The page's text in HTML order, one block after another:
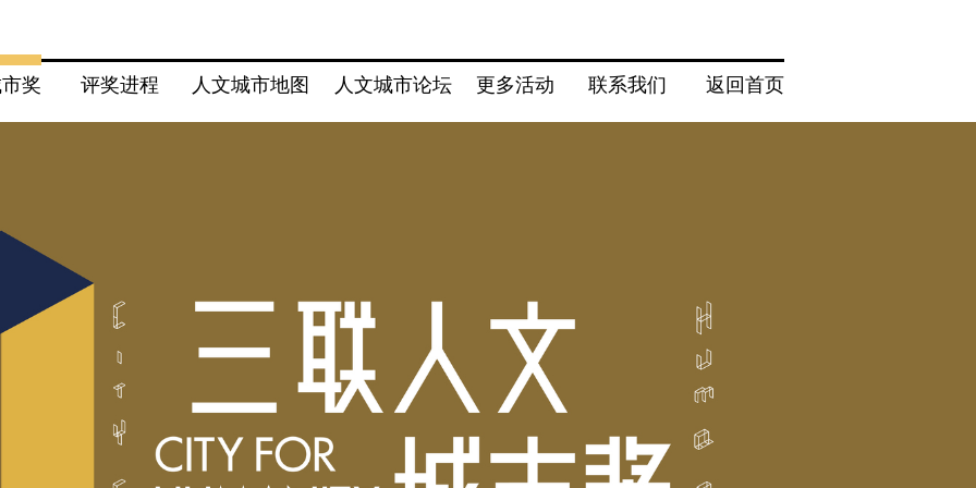
奖 评奖进程 人文城市地图 人文城市论坛 更多活动 联系我们 返回首页